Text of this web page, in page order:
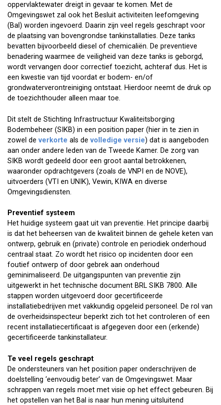
oppervlaktewater dreigt in gevaar te komen. Met de
Omgevingswet zal ook het Besluit activiteiten leefomgeving
(Bal) worden ingevoerd. Daarin zijn veel regels geschrapt voor
de plaatsing van bovengrondse tankinstallaties. Deze tanks
bevatten bijvoorbeeld diesel of chemicaliën. De preventieve
benadering waarmee de veiligheid van deze tanks is geborgd,
wordt vervangen door correctief toezicht, achteraf dus. Het is
een kwestie van tijd voordat er bodem- en/of
grondwaterverontreiniging ontstaat. Hierdoor neemt de druk op
de toezichthouder alleen maar toe.
Dit stelt de Stichting Infrastructuur Kwaliteitsborging
Bodembeheer (SIKB) in een position paper (hier in te zien in
zowel de verkorte als de volledige versie) dat is aangeboden
aan onder andere leden van de Tweede Kamer. De zorg van
SIKB wordt gedeeld door een groot aantal betrokkenen,
waaronder opdrachtgevers (zoals de VNPI en de NOVE),
uitvoerders (VTI en UNIK), Vewin, KIWA en diverse
Omgevingsdiensten.
Preventief systeem
Het huidige systeem gaat uit van preventie. Het principe daarbij
is dat het beheersen van de kwaliteit binnen de gehele keten van
ontwerp, gebruik en (private) controle en periodiek onderhoud
centraal staat. Zo wordt het risico op incidenten door een
foutief ontwerp of door gebrek aan onderhoud
geminimaliseerd. De uitgangspunten van preventie zijn
uitgewerkt in het technische document BRL SIKB 7800. Alle
stappen worden uitgevoerd door gecertificeerde
installatiebedrijven met vakkundig opgeleid personeel. De rol van
de overheidsinspecteur beperkt zich tot het controleren of een
recent installatiecertificaat is afgegeven door een (erkende)
gecertificeerde tankinstallateur.
Te veel regels geschrapt
De ondersteuners van het position paper onderschrijven de
doelstelling ‘eenvoudig beter’ van de Omgevingswet. Maar
schrappen van regels moet met visie op het effect gebeuren. Bij
het opstellen van het Bal is naar hun mening uitsluitend